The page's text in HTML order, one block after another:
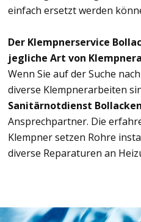
einfach ersetzt werden
Der Klempnerservice
jegliche Art von
Wenn Sie auf der Suche
diverse Klempnerarbeiten
Sanitärnotdienst
Ansprechpartner. Die
Klempner setzen Rohre
diverse Reparaturen an